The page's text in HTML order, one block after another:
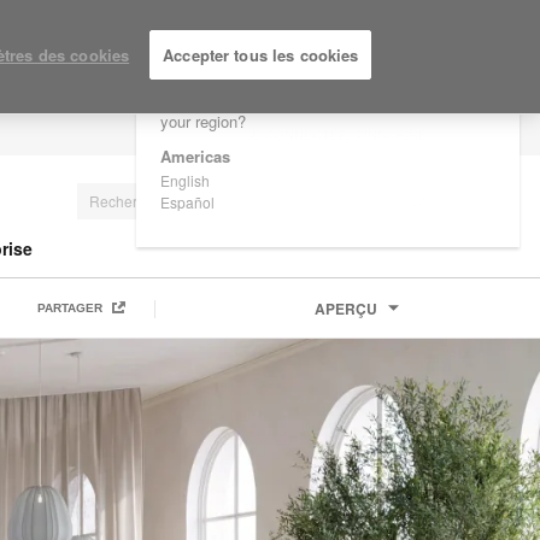
Are you in United States?
your region?
Americas
English
Español
APERÇU
PARTAGER
des cookies Accepter tous les cookies